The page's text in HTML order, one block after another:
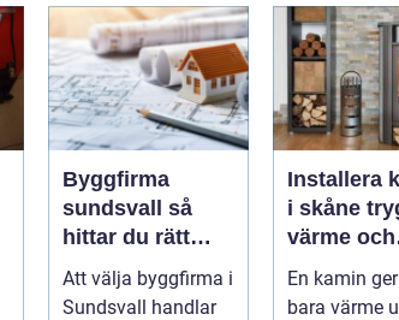
Byggfirma
sundsvall så
hittar du rätt
partner för ditt
projekt
Att välja byggfirma i
Sundsvall handlar
Installera
i skåne trygg
värme och
smart
investering
En kamin
bara värme